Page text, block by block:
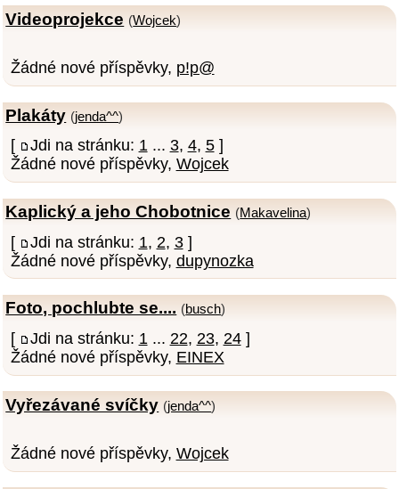
Videoprojekce (Wojcek)
Žádné nové příspěvky, p!p@
Plakáty (jenda^^)
[ Jdi na stránku: 1... 3, 4, 5]
Žádné nové příspěvky, Wojcek
Kaplický a jeho Chobotnice (Makavelina)
[ Jdi na stránku: 1, 2, 3]
Žádné nové příspěvky, dupynozka
Foto, pochlubte se.... (busch)
[ Jdi na stránku: 1 ... 22, 23, 24]
Žádné nové příspěvky, EINEX
Vyřezávané svíčky (jenda^^)
Žádné nové příspěvky, Wojcek